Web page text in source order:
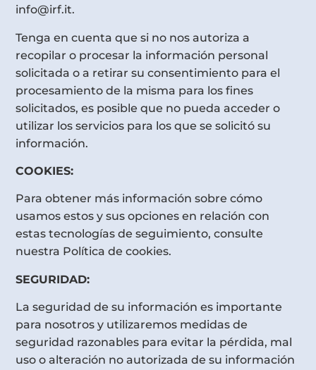
info@irf.it.
Tenga en cuenta que si no nos autoriza a
recopilar o procesar la información personal
solicitada o a retirar su consentimiento para el
procesamiento de la misma para los fines
solicitados, es posible que no pueda acceder o
utilizar los servicios para los que se solicitó su
información.
COOKIES:
Para obtener más información sobre cómo
usamos estos y sus opciones en relación con
estas tecnologías de seguimiento, consulte
nuestra Política de cookies.
SEGURIDAD:
La seguridad de su información es importante
para nosotros y utilizaremos medidas de
seguridad razonables para evitar la pérdida, mal
uso o alteración no autorizada de su información